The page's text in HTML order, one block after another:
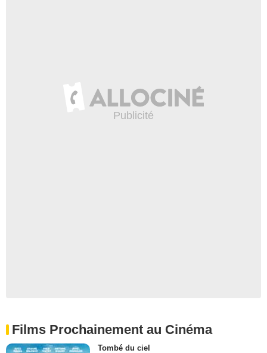
Films Prochainement au Cinéma
Tombé du ciel